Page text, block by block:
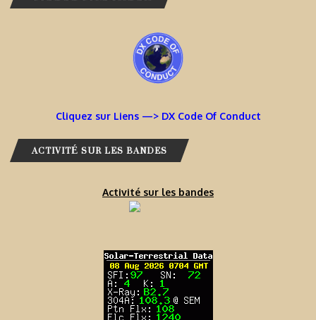
Cliquez sur Liens —> DX Code Of Conduct
ACTIVITÉ SUR LES BANDES
Activité sur les bandes